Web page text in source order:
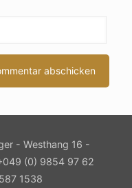
- Westhang 16 -
(0) 9854 97 62
1538